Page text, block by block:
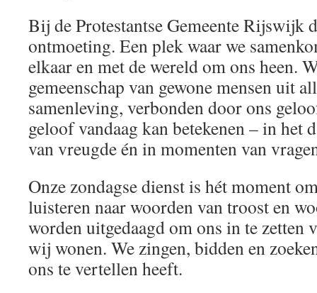
Bij de Protestantse Gemeente Rijswijk
ontmoeting. Een plek waar we
elkaar en met de wereld om ons heen.
gemeenschap van gewone mensen uit
samenleving, verbonden door ons
geloof vandaag kan betekenen – in het
van vreugde én in momenten van
Onze zondagse dienst is hét moment
luisteren naar woorden van troost en
worden uitgedaagd om ons in te zetten
wij wonen. We zingen, bidden en
ons te vertellen heeft.